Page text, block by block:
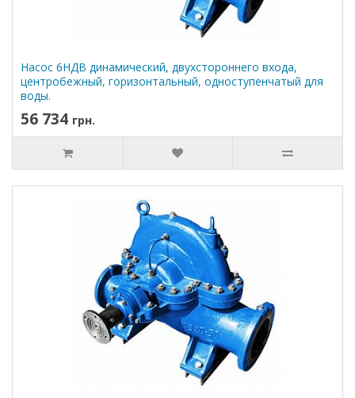
Насос 6НДВ динамический, двухстороннего входа,
центробежный, горизонтальный, одноступенчатый для
воды.
56 734 грн.